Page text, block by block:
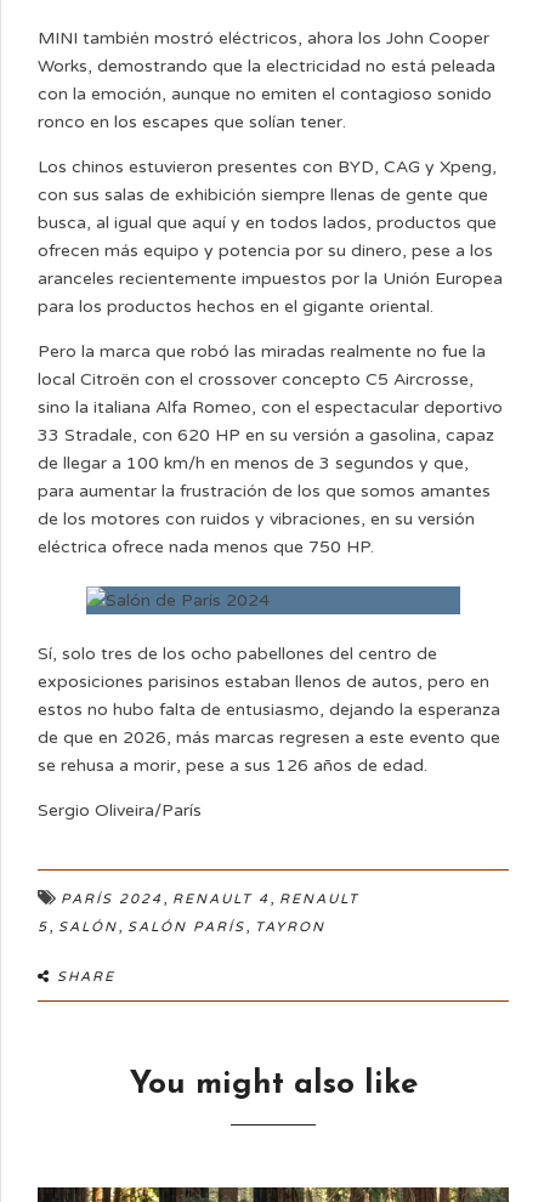
MINI también mostró eléctricos, ahora los John Cooper
Works, demostrando que la electricidad no está peleada
con la emoción, aunque no emiten el contagioso sonido
ronco en los escapes que solían tener.
Los chinos estuvieron presentes con BYD, CAG y Xpeng,
con sus salas de exhibición siempre llenas de gente que
busca, al igual que aquí y en todos lados, productos que
ofrecen más equipo y potencia por su dinero, pese a los
aranceles recientemente impuestos por la Unión Europea
para los productos hechos en el gigante oriental.
Pero la marca que robó las miradas realmente no fue la
local Citroën con el crossover concepto C5 Aircrosse,
sino la italiana Alfa Romeo, con el espectacular deportivo
33 Stradale, con 620 HP en su versión a gasolina, capaz
de llegar a 100 km/h en menos de 3 segundos y que,
para aumentar la frustración de los que somos amantes
de los motores con ruidos y vibraciones, en su versión
eléctrica ofrece nada menos que 750 HP.
Sí, solo tres de los ocho pabellones del centro de
exposiciones parisinos estaban llenos de autos, pero en
estos no hubo falta de entusiasmo, dejando la esperanza
de que en 2026, más marcas regresen a este evento que
se rehusa a morir, pese a sus 126 años de edad.
Sergio Oliveira/París
PARÍS 2024 , RENAULT 4 , RENAULT
5, SALÓN, SALÓN PARÍS, TAYRON
SHARE
You might also like